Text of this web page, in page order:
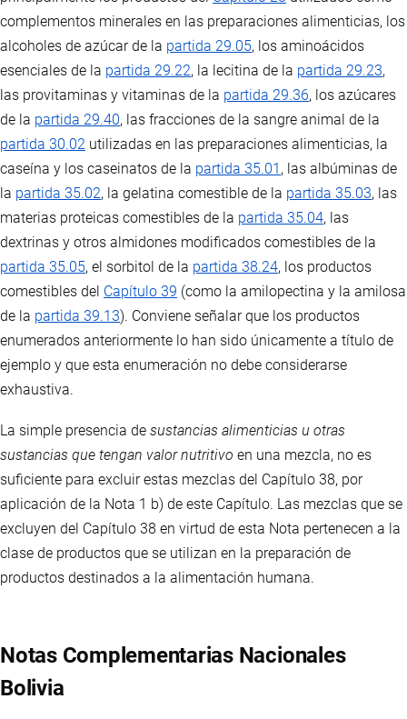
complementos minerales en las preparaciones alimenticias, los
alcoholes de azúcar de la partida 29.05, los aminoácidos
esenciales de la partida 29.22, la lecitina de la partida 29.23,
las provitaminas y vitaminas de la partida 29.36, los azúcares
de la partida 29.40, las fracciones de la sangre animal de la
partida 30.02 utilizadas en las preparaciones alimenticias, la
caseína y los caseinatos de la partida 35.01 , las albúminas de
la partida 35.02, la gelatina comestible de la partida 35.03, las
materias proteicas comestibles de la partida 35.04, las
dextrinas y otros almidones modificados comestibles de la
partida 35.05, el sorbitol de la partida 38.24, los productos
comestibles del Capítulo 39 (como la amilopectina y la amilosa
de la partida 39.13). Conviene señalar que los productos
enumerados anteriormente lo han sido únicamente a título de
ejemplo y que esta enumeración no debe considerarse
exhaustiva.
La simple presencia de sustancias alimenticias u otras
sustancias que tengan valor nutritivo en una mezcla, no es
suficiente para excluir estas mezclas del Capítulo 38, por
aplicación de la Nota 1 b) de este Capítulo. Las mezclas que se
excluyen del Capítulo 38 en virtud de esta Nota pertenecen a la
clase de productos que se utilizan en la preparación de
productos destinados a la alimentación humana.
Notas Complementarias Nacionales
Bolivia